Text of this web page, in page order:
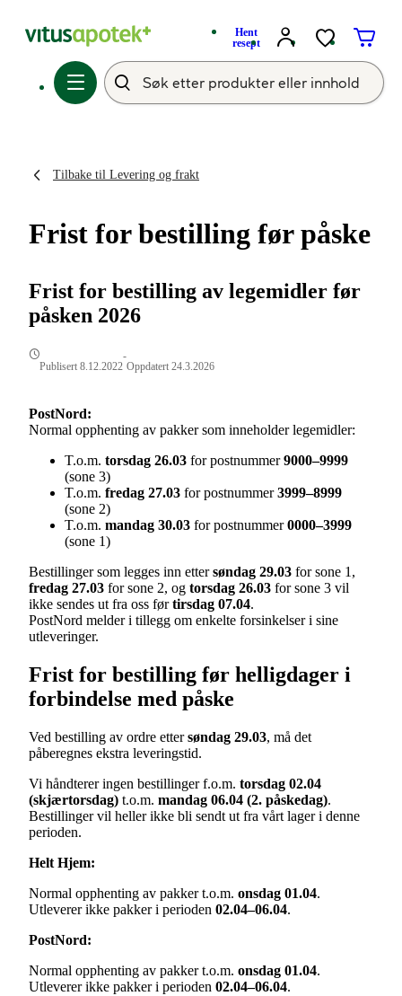
Hent
resept
Tilbake til Levering og frakt
Frist for bestilling før påske
Frist for bestilling av legemidler før
påsken 2026
Publisert 8.12.2022
-
Oppdatert 24.3.2026
PostNord:
Normal opphenting av pakker som inneholder legemidler:
T.o.m. torsdag 26.03 for postnummer9000–9999
(sone 3)
T.o.m. fredag 27.03 for postnummer3999–8999
(sone 2)
T.o.m. mandag 30.03 for postnummer0000–3999
(sone 1)
Bestillinger som legges inn ettersøndag 29.03 for sone 1,
fredag 27.03 for sone 2, og torsdag 26.03 for sone 3 vil
ikke sendes ut fra oss førtirsdag 07.04.
PostNord melder i tillegg om enkelte forsinkelser i sine
utleveringer.
Frist for bestilling før helligdager i
forbindelse med påske
Ved bestilling av ordre ettersøndag 29.03, må det
påberegnes ekstra leveringstid.
Vi håndterer ingen bestillinger f.o.m. torsdag 02.04
(skjærtorsdag) t.o.m. mandag 06.04 (2. påskedag).
Bestillinger vil heller ikke bli sendt ut fra vårt lager i denne
perioden.
Helt Hjem:
Normal opphenting av pakker t.o.m. onsdag 01.04.
Utleverer ikke pakker i perioden 02.04–06.04.
PostNord:
Normal opphenting av pakker t.o.m. onsdag 01.04.
Utleverer ikke pakker i perioden 02.04–06.04.